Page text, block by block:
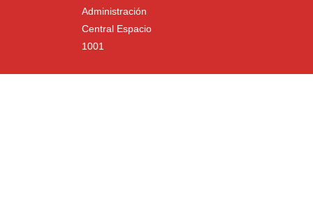
Administración
Central Espacio
1001